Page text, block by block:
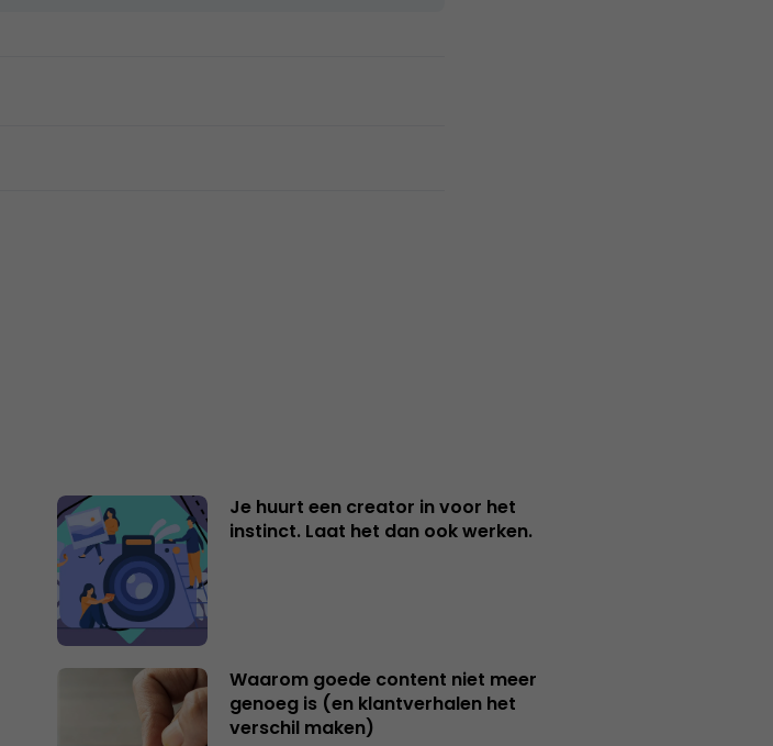
Je huurt een creator in voor het
instinct. Laat het dan ook werken.
Waarom goede content niet meer
genoeg is (en klantverhalen het
verschil maken)